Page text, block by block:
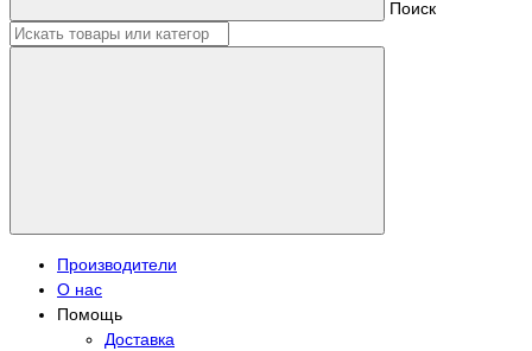
Поиск
Производители
О нас
Помощь
Доставка